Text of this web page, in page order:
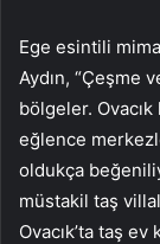
Ege esintili
Aydın, “Çeşme
bölgeler.
eğlence
oldukça
müstakil taş
Ovacık’ta taş